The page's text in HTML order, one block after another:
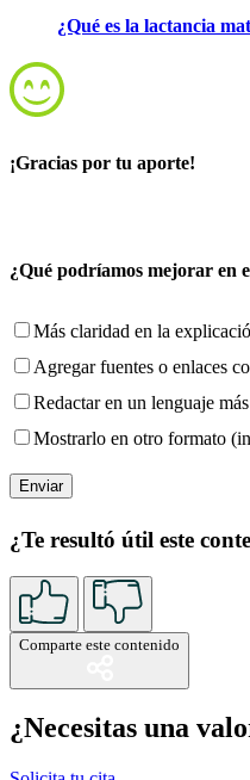
¿Qué es la lactancia
¡Gracias por tu aporte!
¿Qué podríamos mejorar en
Más claridad en la
Agregar fuentes o enlaces
Redactar en un lenguaje
Mostrarlo en otro formato
¿Te resultó útil este
Comparte este contenido
¿Necesitas una